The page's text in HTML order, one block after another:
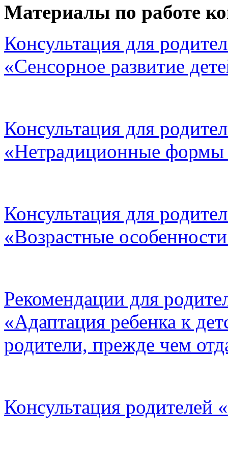
Материалы по работе
Консультация для
«Сенсорное развитие
Консультация для
«Нетрадиционные формы
Консультация для
«Возрастные
Рекомендации для
«Адаптация ребенка к
родители, прежде чем
Консультация родителей